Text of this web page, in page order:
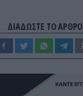
ΔΙΑΔΩΣΤΕ ΤΟ ΑΡΘΡΟ